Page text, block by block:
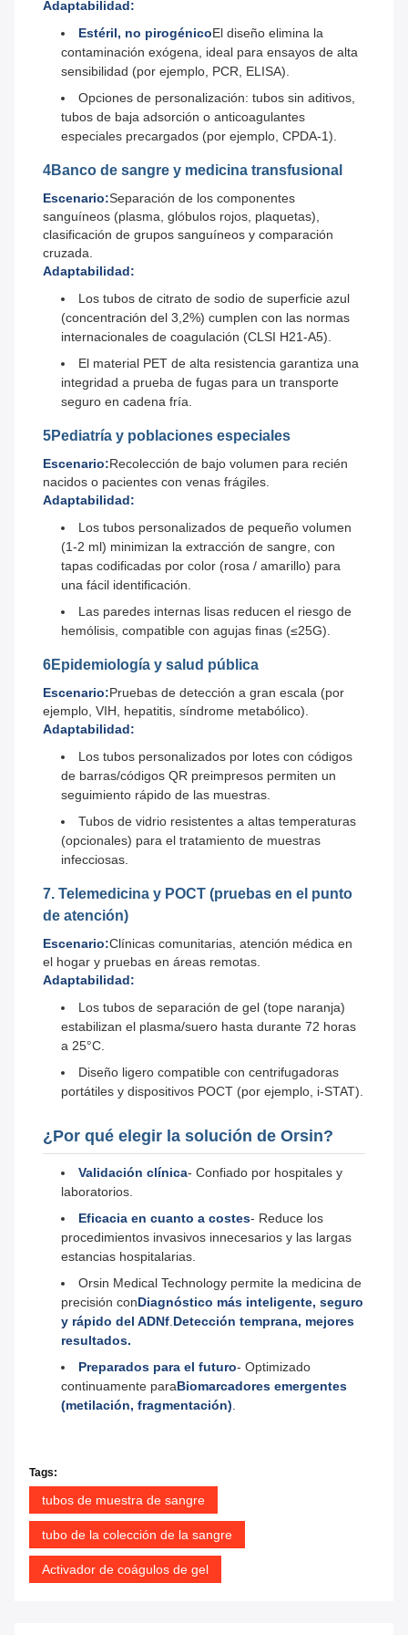
Adaptabilidad:
Estéril, no pirogénicoEl diseño elimina la
contaminación exógena, ideal para ensayos de alta
sensibilidad (por ejemplo, PCR, ELISA).
Opciones de personalización: tubos sin aditivos,
tubos de baja adsorción o anticoagulantes
especiales precargados (por ejemplo, CPDA-1).
4Banco de sangre y medicina transfusional
Escenario:Separación de los componentes
sanguíneos (plasma, glóbulos rojos, plaquetas),
clasificación de grupos sanguíneos y comparación
cruzada.
Adaptabilidad:
Los tubos de citrato de sodio de superficie azul
(concentración del 3,2%) cumplen con las normas
internacionales de coagulación (CLSI H21-A5).
El material PET de alta resistencia garantiza una
integridad a prueba de fugas para un transporte
seguro en cadena fría.
5Pediatría y poblaciones especiales
Escenario:Recolección de bajo volumen para recién
nacidos o pacientes con venas frágiles.
Adaptabilidad:
Los tubos personalizados de pequeño volumen
(1-2 ml) minimizan la extracción de sangre, con
tapas codificadas por color (rosa / amarillo) para
una fácil identificación.
Las paredes internas lisas reducen el riesgo de
hemólisis, compatible con agujas finas (≤25G).
6Epidemiología y salud pública
Escenario:Pruebas de detección a gran escala (por
ejemplo, VIH, hepatitis, síndrome metabólico).
Adaptabilidad:
Los tubos personalizados por lotes con códigos
de barras/códigos QR preimpresos permiten un
seguimiento rápido de las muestras.
Tubos de vidrio resistentes a altas temperaturas
(opcionales) para el tratamiento de muestras
infecciosas.
7. Telemedicina y POCT (pruebas en el punto
de atención)
Escenario:Clínicas comunitarias, atención médica en
el hogar y pruebas en áreas remotas.
Adaptabilidad:
Los tubos de separación de gel (tope naranja)
estabilizan el plasma/suero hasta durante 72 horas
a 25°C.
Diseño ligero compatible con centrifugadoras
portátiles y dispositivos POCT (por ejemplo, i-STAT).
¿Por qué elegir la solución de Orsin?
Validación clínica- Confiado por hospitales y
laboratorios.
Eficacia en cuanto a costes- Reduce los
procedimientos invasivos innecesarios y las largas
estancias hospitalarias.
Orsin Medical Technology permite la medicina de
precisión conDiagnóstico más inteligente, seguro
y rápido del ADNf.Detección temprana, mejores
resultados.
Preparados para el futuro- Optimizado
continuamente paraBiomarcadores emergentes
(metilación, fragmentación).
Tags:
tubos de muestra de sangre
tubo de la colección de la sangre
Activador de coágulos de gel